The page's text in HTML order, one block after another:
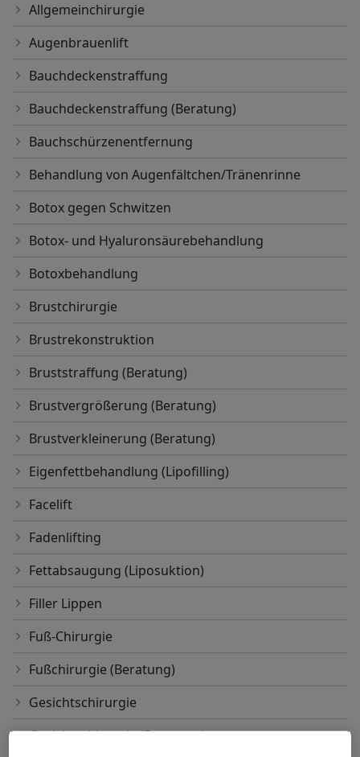
Allgemeinchirurgie
Augenbrauenlift
Bauchdeckenstraffung
Bauchdeckenstraffung (Beratung)
Bauchschürzenentfernung
Behandlung von Augenfältchen/Tränenrinne
Botox gegen Schwitzen
Botox- und Hyaluronsäurebehandlung
Botoxbehandlung
Brustchirurgie
Brustrekonstruktion
Bruststraffung (Beratung)
Brustvergrößerung (Beratung)
Brustverkleinerung (Beratung)
Eigenfettbehandlung (Lipofilling)
Facelift
Fadenlifting
Fettabsaugung (Liposuktion)
Filler Lippen
Fuß-Chirurgie
Fußchirurgie (Beratung)
Gesichtschirurgie
Gesichtschirurgie (Beratung)